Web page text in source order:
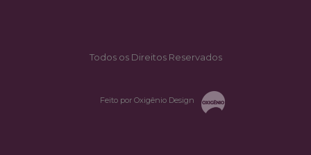
Todos os Direitos Reservados
Feito por Oxigênio Design